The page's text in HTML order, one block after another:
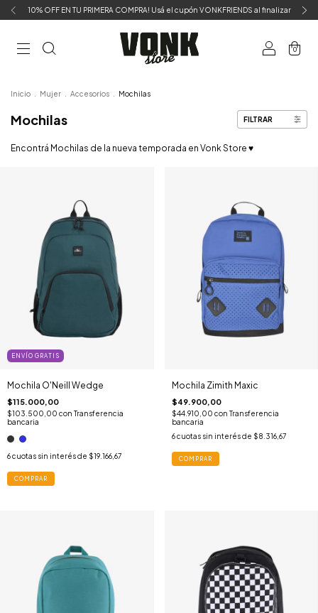
10% OFF EN TU PRIMERA COMPRA! Usá el cupón VONKFRIENDS al finalizar
0
Inicio Mujer Accesorios Mochilas
Mochilas FILTRAR
Encontrá Mochilas de la nueva temporada en Vonk Store ♥
ENVÍO GRATIS
Mochila O'Neill Wedge
$115.000,00
$103.500,00 con Transferencia
bancaria
6cuotas sin interés de $19.166,67
COMPRAR
Mochila Zimith Maxic
$49.900,00
$44.910,00 con Transferencia
bancaria
6 cuotas sin interés de $8.316,67
COMPRAR